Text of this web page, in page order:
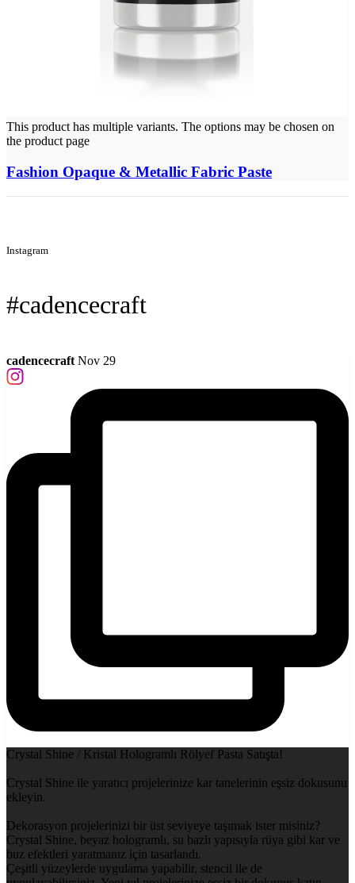
This product has multiple variants. The options may be chosen on
the product page
Fashion Opaque & Metallic Fabric Paste
Instagram
#cadencecraft
cadencecraft Nov 29
Crystal Shine / Kristal Hologramlı Rölyef Pasta Satışta!
Crystal Shine ile yaratıcı projelerinize kar tanelerinin eşsiz dokusunu
ekleyin.
Dekorasyon projelerinizi bir üst seviyeye taşımak ister misiniz?
Crystal Shine, beyaz hologramlı, su bazlı yapısıyla rüya gibi kar ve
buz efektleri yaratmanız için tasarlandı.
Çeşitli yüzeylerde uygulama yapabilir, stencil ile de